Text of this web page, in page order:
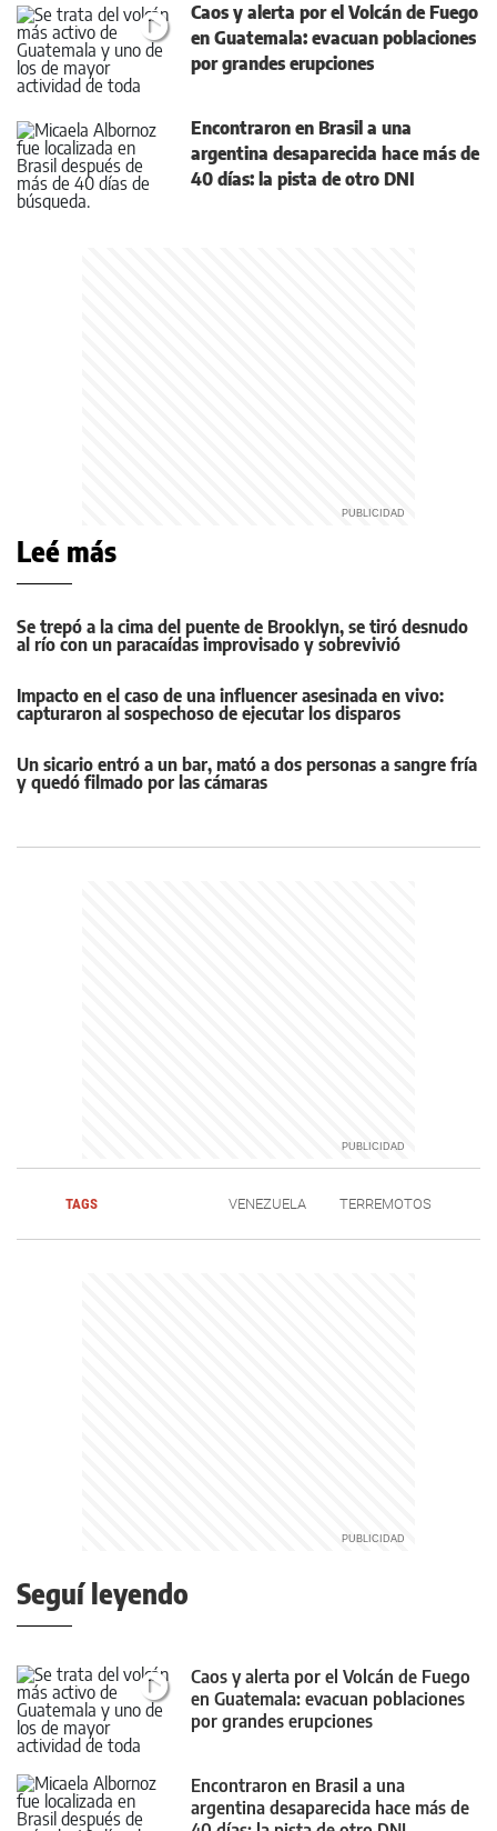
Caos y alerta por el Volcán de Fuego
en Guatemala: evacuan poblaciones
por grandes erupciones
Encontraron en Brasil a una
argentina desaparecida hace más de
40 días: la pista de otro DNI
Leé más
Se trepó a la cima del puente de Brooklyn, se tiró desnudo
al río con un paracaídas improvisado y sobrevivió
Impacto en el caso de una influencer asesinada en vivo:
capturaron al sospechoso de ejecutar los disparos
Un sicario entró a un bar, mató a dos personas a sangre fría
y quedó filmado por las cámaras
TAGS VENEZUELA TERREMOTOS
Seguí leyendo
Caos y alerta por el Volcán de Fuego
en Guatemala: evacuan poblaciones
por grandes erupciones
Encontraron en Brasil a una
argentina desaparecida hace más de